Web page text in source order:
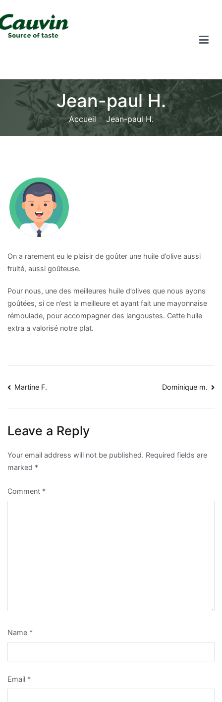
Jean-paul H.
Accueil Jean-paul H.
On a rarement eu le plaisir de goûter une huile d’olive aussi
fruité, aussi goûteuse.
Pour nous, une des meilleures huile d’olives que nous ayons
goûtées, si ce n’est la meilleure et ayant fait une mayonnaise
rémoulade, pour accompagner des langoustes. Cette huile
extra a valorisé notre plat.
Martine F. Dominique m.
Leave a Reply
Your email address will not be published. Required fields are
marked *
Comment *
Name *
Email *